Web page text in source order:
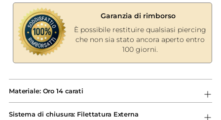
Garanzia di rimborso
È possibile restituire qualsiasi piercing
che non sia stato ancora aperto entro
100 giorni.
prodotto
al
carrello...
Materiale: Oro 14 carati
Sistema di chiusura: Filettatura Externa